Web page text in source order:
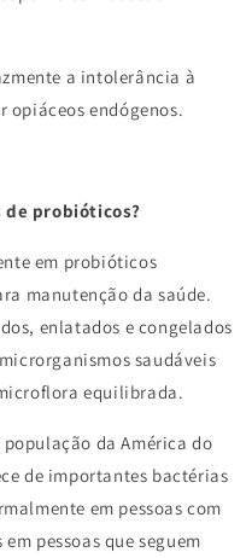
a intolerância à
opiáceos endógenos.
de probióticos?
em probióticos
manutenção da saúde.
enlatados e congelados
saudáveis
equilibrada.
da América do
de importantes bactérias
em pessoas com
pessoas que seguem